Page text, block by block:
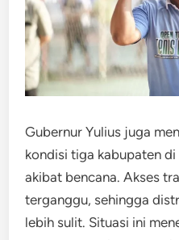
Gubernur Yulius juga
kondisi tiga kabupaten
akibat bencana. Akses
terganggu, sehingga
lebih sulit. Situasi ini